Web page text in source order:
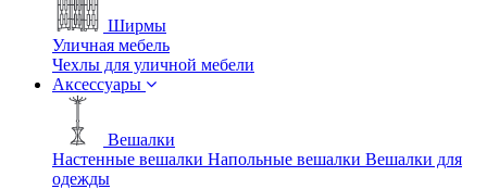
Ширмы
Уличная мебель
Чехлы для уличной мебели
Аксессуары
Вешалки
Настенные вешалки Напольные вешалки Вешалки для
одежды